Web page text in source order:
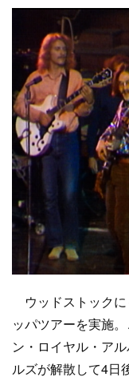
ウッドストック
ッパツアーを実施
ン・ロイヤル・ア
ルズが解散して4日